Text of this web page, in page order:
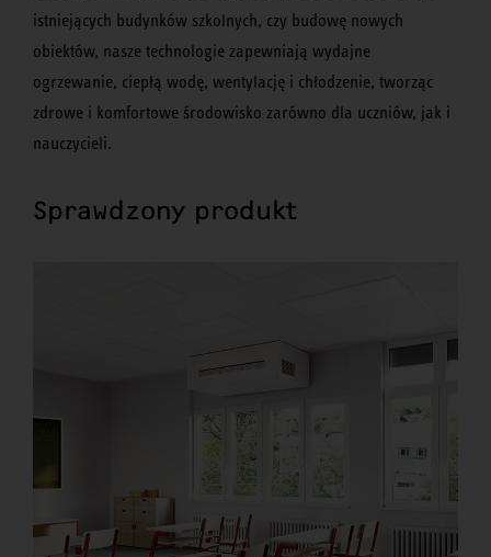
istniejących budynków szkolnych, czy budowę nowych
obiektów, nasze technologie zapewniają wydajne
ogrzewanie, ciepłą wodę, wentylację i chłodzenie, tworząc
zdrowe i komfortowe środowisko zarówno dla uczniów, jak i
nauczycieli.
Sprawdzony produkt